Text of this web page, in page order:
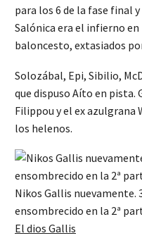
para los 6 de la fase final
Salónica era el infierno
baloncesto, extasiados
Solozábal, Epi, Sibilio,
que dispuso Aíto en pista.
Filippou y el ex
los helenos.
Nikos Gallis nuevamente.
ensombrecido en la 2ª
El dios Gallis